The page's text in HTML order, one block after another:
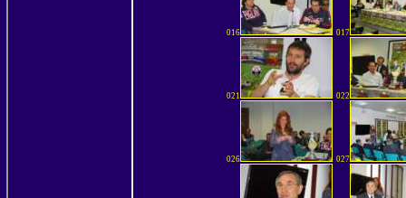
016 017
021 022
026 027